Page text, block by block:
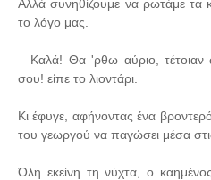
Αλλά συνηθίζουμε να ρωτάμε τα
το λόγο μας.
– Καλά! Θα 'ρθω αύριο,
σου! είπε το λιοντάρι.
Κι έφυγε, αφήνοντας ένα
του γεωργού να παγώσει μέσα
Όλη εκείνη τη νύχτα, ο